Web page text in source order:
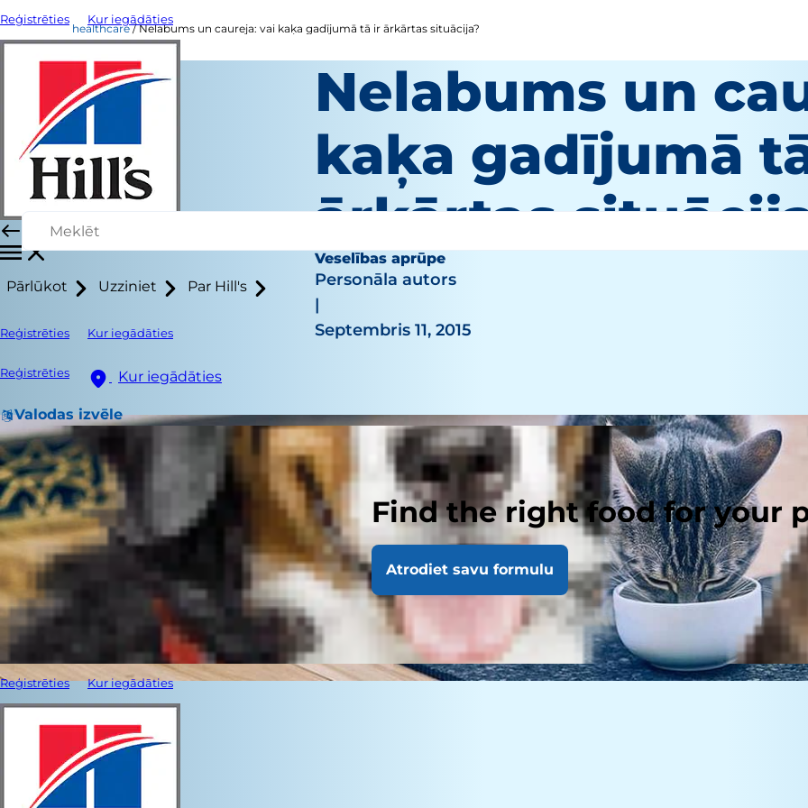
Reģistrēties Kur iegādāties
Pārlūkot Uzziniet Par Hill's
Reģistrēties Kur iegādāties
Reģistrēties Kur iegādāties
Valodas izvēle
Find the right food for your
Atrodiet savu formulu
Reģistrēties Kur iegādāties
healthcare Nelabums un caureja: vai kaķa gadījumā tā ir ārkārtas situācija?
Nelabums un
kaķa gadījumā
ārkārtas
Veselības aprūpe
Personāla autors
|
Septembris 11, 2015